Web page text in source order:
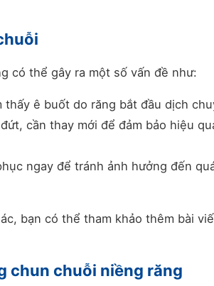
có thể gây ra một số vấn đề như:
ê buốt do răng bắt đầu dịch
cần thay mới để đảm bảo hiệu
ngay để tránh ảnh hưởng đến
bạn có thể tham khảo thêm bài
chun chuỗi niềng răng